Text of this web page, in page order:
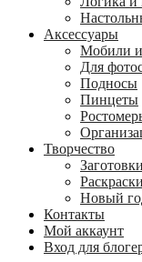
Аксессуары
Мобили и
Для
Подносы
Пинцеты
Творчество
Раскраски
Новый
Контакты
Мой аккаунт
Вход для